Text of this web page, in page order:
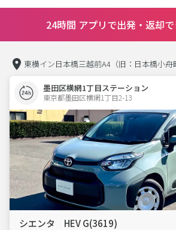
24時間 アプリで出発・返却
東横イン日本橋三越前A4（旧：日本橋小舟
墨田区横網1丁目ステーション
東京都墨田区横網1丁目2-13
シエンタ HEV G(3619)